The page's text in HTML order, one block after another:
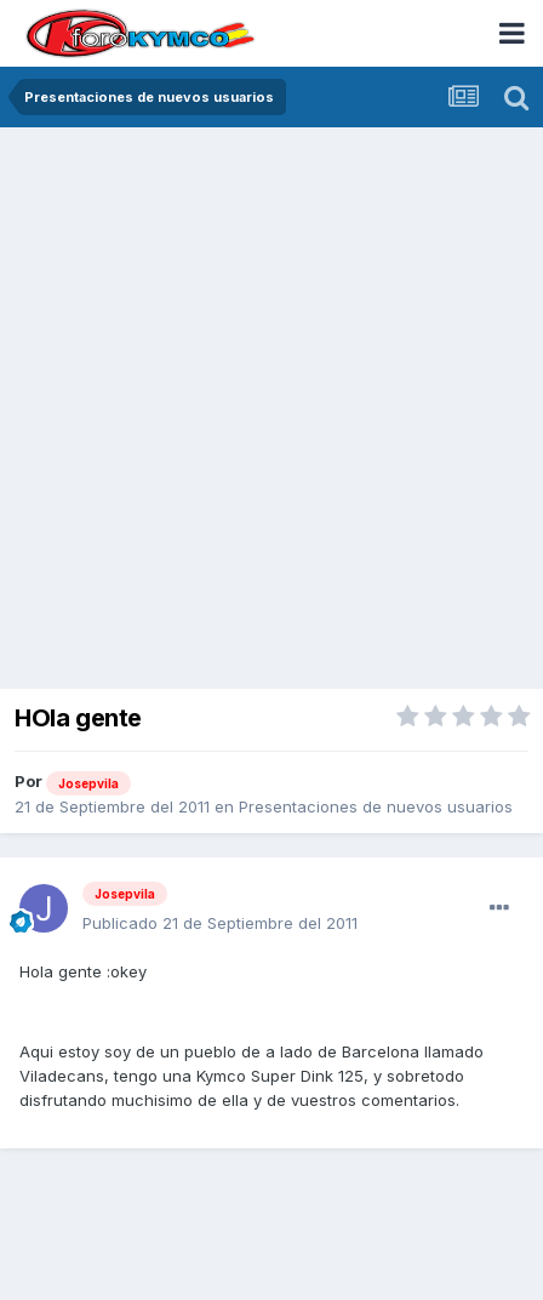
Presentaciones de nuevos usuarios
HOla gente
Por Josepvila
21 de Septiembre del 2011 en Presentaciones de nuevos usuarios
Josepvila
Publicado 21 de Septiembre del 2011
Hola gente :okey
Aqui estoy soy de un pueblo de a lado de Barcelona llamado
Viladecans, tengo una Kymco Super Dink 125, y sobretodo
disfrutando muchisimo de ella y de vuestros comentarios.